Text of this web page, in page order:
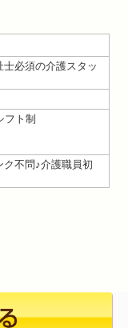
必須の介護スタッ
フト制
不問♪介護職員初